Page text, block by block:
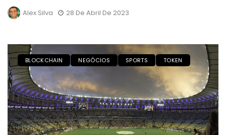
Alex Silva 28 De Abril De 2023
BLOCKCHAIN NEGÓCIOS SPORTS TOKEN